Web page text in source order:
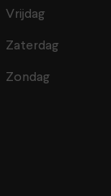
Vrijdag
Zaterdag
Zondag